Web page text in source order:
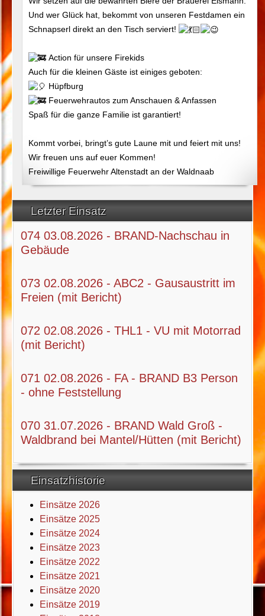
Letzter Einsatz
074 03.08.2026 - BRAND-Nachschau in
Gebäude
073 02.08.2026 - ABC2 - Gausaustritt im
Freien (mit Bericht)
072 02.08.2026 - THL1 - VU mit Motorrad
(mit Bericht)
071 02.08.2026 - FA - BRAND B3 Person
- ohne Feststellung
070 31.07.2026 - BRAND Wald Groß -
Waldbrand bei Mantel/Hütten (mit Bericht)
Einsatzhistorie
Einsätze 2026
Einsätze 2025
Einsätze 2024
Einsätze 2023
Einsätze 2022
Einsätze 2021
Einsätze 2020
Einsätze 2019
Und wer Glück hat, bekommt von unseren Festdamen ein
Schnapserl direkt an den Tisch serviert!
Action für unsere Firekids
Auch für die kleinen Gäste ist einiges geboten:
Hüpfburg
Feuerwehrautos zum Anschauen & Anfassen
Spaß für die ganze Familie ist garantiert!
Kommt vorbei, bringt’s gute Laune mit und feiert mit uns!
Wir freuen uns auf euer Kommen!
Freiwillige Feuerwehr Altenstadt an der Waldnaab